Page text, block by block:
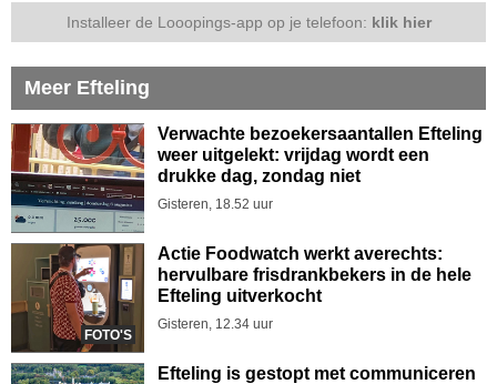
Installeer de Looopings-app op je telefoon: klik hier
Meer Efteling
Verwachte bezoekersaantallen Efteling
weer uitgelekt: vrijdag wordt een
drukke dag, zondag niet
Gisteren, 18.52 uur
FOTO'S
Actie Foodwatch werkt averechts:
hervulbare frisdrankbekers in de hele
Efteling uitverkocht
Gisteren, 12.34 uur
Efteling is gestopt met communiceren